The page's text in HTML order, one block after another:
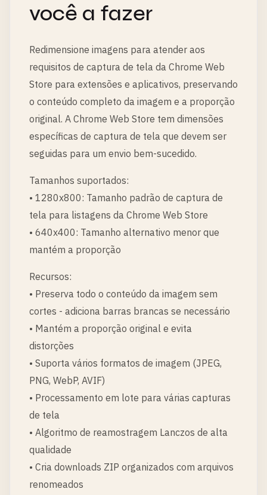
você a fazer
Redimensione imagens para atender aos
requisitos de captura de tela da Chrome Web
Store para extensões e aplicativos, preservando
o conteúdo completo da imagem e a proporção
original. A Chrome Web Store tem dimensões
específicas de captura de tela que devem ser
seguidas para um envio bem-sucedido.
Tamanhos suportados:
• 1280x800: Tamanho padrão de captura de
tela para listagens da Chrome Web Store
• 640x400: Tamanho alternativo menor que
mantém a proporção
Recursos:
• Preserva todo o conteúdo da imagem sem
cortes - adiciona barras brancas se necessário
• Mantém a proporção original e evita
distorções
• Suporta vários formatos de imagem (JPEG,
PNG, WebP, AVIF)
• Processamento em lote para várias capturas
de tela
• Algoritmo de reamostragem Lanczos de alta
qualidade
• Cria downloads ZIP organizados com arquivos
renomeados